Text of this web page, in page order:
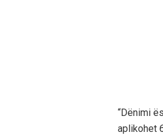
“Dënimi
aplikohet